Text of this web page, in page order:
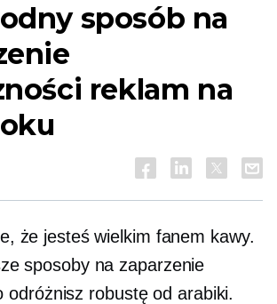
sposób na
reklam na
że jesteś wielkim fanem kawy.
sposoby na zaparzenie
odróżnisz robustę od arabiki.